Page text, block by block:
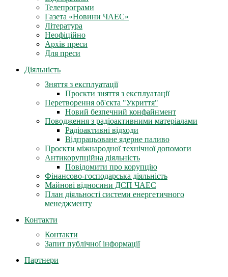
Телепрограми
Газета «Новини ЧАЕС»
Література
Неофіційно
Архів преси
Для преси
Діяльність
Зняття з експлуатації
Проєкти зняття з експлуатації
Перетворення об'єкта "Укриття"
Новий безпечний конфайнмент
Поводження з радіоактивними матеріалами
Радіоактивні відходи
Відпрацьоване ядерне паливо
Проєкти міжнародної технічної допомоги
Антикорупційна діяльність
Повідомити про корупцію
Фінансово-господарська діяльність
Майнові відносини ДСП ЧАЕС
План діяльності системи енергетичного
менеджменту
Контакти
Контакти
Запит публічної інформації
Партнери